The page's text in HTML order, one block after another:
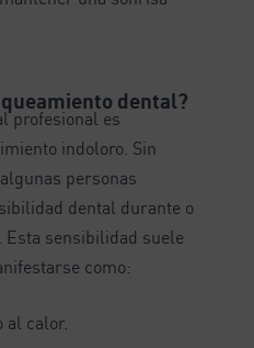
dental?
profesional es
indoloro. Sin
personas
dental durante o
sensibilidad suele
como:
al calor.